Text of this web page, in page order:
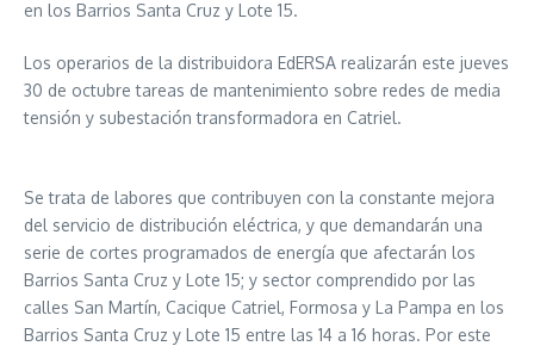
en los Barrios Santa Cruz y Lote 15.
Los operarios de la distribuidora EdERSA realizarán este jueves
30 de octubre tareas de mantenimiento sobre redes de media
tensión y subestación transformadora en Catriel.
Se trata de labores que contribuyen con la constante mejora
del servicio de distribución eléctrica, y que demandarán una
serie de cortes programados de energía que afectarán los
Barrios Santa Cruz y Lote 15; y sector comprendido por las
calles San Martín, Cacique Catriel, Formosa y La Pampa en los
Barrios Santa Cruz y Lote 15 entre las 14 a 16 horas. Por este